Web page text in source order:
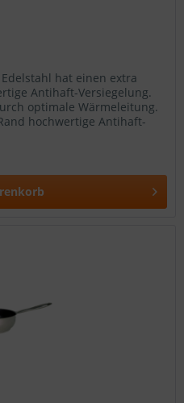
hat einen extra
Antihaft-Versiegelung.
optimale Wärmeleitung.
hochwertige Antihaft-